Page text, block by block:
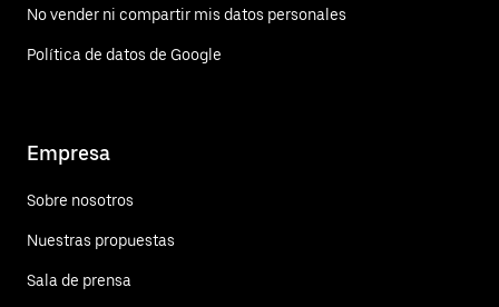
No vender ni compartir mis datos personales
Política de datos de Google
Empresa
Sobre nosotros
Nuestras propuestas
Sala de prensa